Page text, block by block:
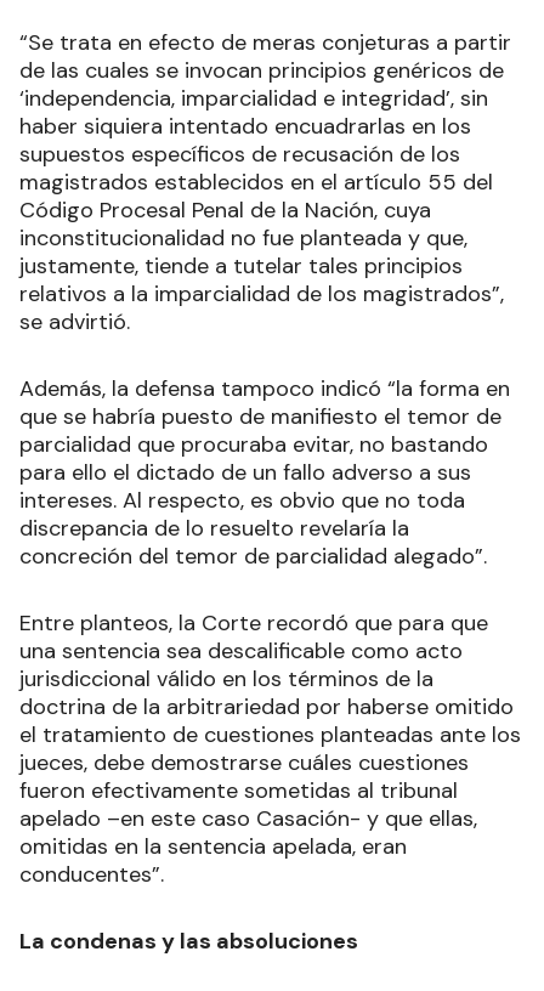
“Se trata en efecto de meras conjeturas a partir
de las cuales se invocan principios genéricos de
‘independencia, imparcialidad e integridad’, sin
haber siquiera intentado encuadrarlas en los
supuestos específicos de recusación de los
magistrados establecidos en el artículo 55 del
Código Procesal Penal de la Nación, cuya
inconstitucionalidad no fue planteada y que,
justamente, tiende a tutelar tales principios
relativos a la imparcialidad de los magistrados”,
se advirtió.
Además, la defensa tampoco indicó “la forma en
que se habría puesto de manifiesto el temor de
parcialidad que procuraba evitar, no bastando
para ello el dictado de un fallo adverso a sus
intereses. Al respecto, es obvio que no toda
discrepancia de lo resuelto revelaría la
concreción del temor de parcialidad alegado”.
Entre planteos, la Corte recordó que para que
una sentencia sea descalificable como acto
jurisdiccional válido en los términos de la
doctrina de la arbitrariedad por haberse omitido
el tratamiento de cuestiones planteadas ante los
jueces, debe demostrarse cuáles cuestiones
fueron efectivamente sometidas al tribunal
apelado –en este caso Casación- y que ellas,
omitidas en la sentencia apelada, eran
conducentes”.
La condenas y las absoluciones